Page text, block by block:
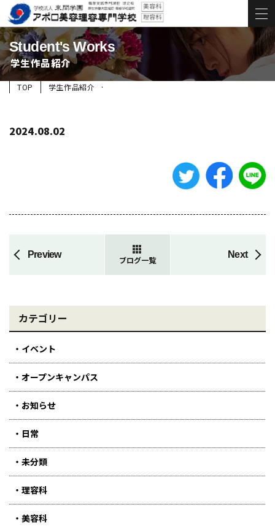
Student's Works
学生作品紹介
TOP 学生作品紹介
2024.08.02
Preview
ブログ一覧
Next
カテゴリー
イベント
オープンキャンパス
お知らせ
日常
未分類
理容科
美容科